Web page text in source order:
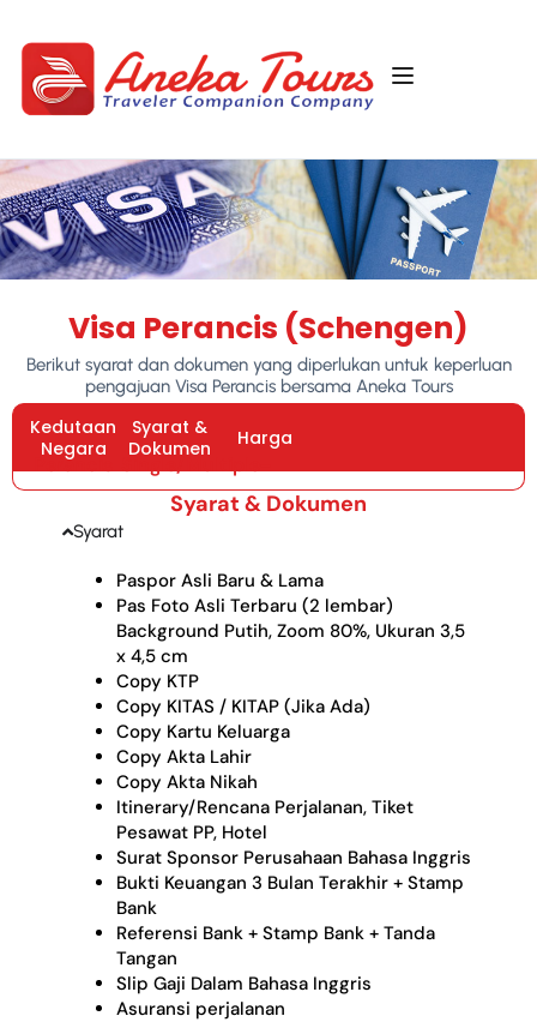
Visa Perancis (Schengen)
Berikut syarat dan dokumen yang diperlukan untuk keperluan
pengajuan Visa Perancis bersama Aneka Tours
Kedutaan
Negara
Syarat &
Dokumen
Harga
Perancis
Syarat & Dokumen
Syarat
Paspor Asli Baru & Lama
Pas Foto Asli Terbaru (2 lembar)
Background Putih, Zoom 80%, Ukuran 3,5
x 4,5 cm
Copy KTP
Copy KITAS / KITAP (Jika Ada)
Copy Kartu Keluarga
Copy Akta Lahir
Copy Akta Nikah
Itinerary/Rencana Perjalanan, Tiket
Pesawat PP, Hotel
Surat Sponsor Perusahaan Bahasa Inggris
Bukti Keuangan 3 Bulan Terakhir + Stamp
Bank
Referensi Bank + Stamp Bank + Tanda
Tangan
Slip Gaji Dalam Bahasa Inggris
Asuransi perjalanan